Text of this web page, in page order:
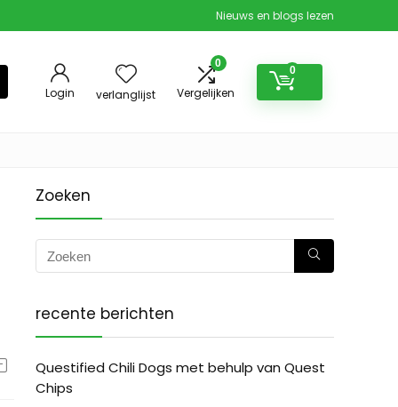
Nieuws en blogs lezen
Login verlanglijst
0
Vergelijken
0
Zoeken
recente berichten
Questified Chili Dogs met behulp van Quest
Chips